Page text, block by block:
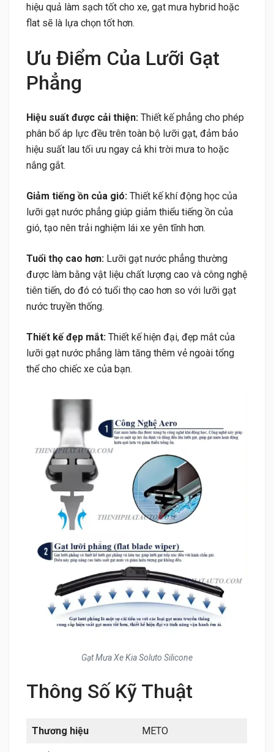
hiệu quả làm sạch tốt cho xe, gạt mưa hybrid hoặc
flat sẽ là lựa chọn tốt hơn.
Ưu Điểm Của Lưỡi Gạt
Phẳng
Hiệu suất được cải thiện: Thiết kế phẳng cho phép
phân bổ áp lực đều trên toàn bộ lưỡi gạt, đảm bảo
hiệu suất lau tối ưu ngay cả khi trời mưa to hoặc
nắng gắt.
Giảm tiếng ồn của gió: Thiết kế khí động học của
lưỡi gạt nước phẳng giúp giảm thiểu tiếng ồn của
gió, tạo nên trải nghiệm lái xe yên tĩnh hơn.
Tuổi thọ cao hơn: Lưỡi gạt nước phẳng thường
được làm bằng vật liệu chất lượng cao và công nghệ
tiên tiến, do đó có tuổi thọ cao hơn so với lưỡi gạt
nước truyền thống.
Thiết kế đẹp mắt: Thiết kế hiện đại, đẹp mắt của
lưỡi gạt nước phẳng làm tăng thêm vẻ ngoài tổng
thể cho chiếc xe của bạn.
Gạt Mưa Xe Kia Soluto Silicone
Thông Số Kỹ Thuật
Thương hiệu METO